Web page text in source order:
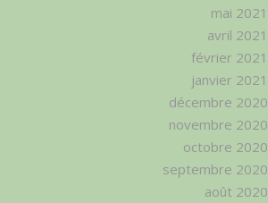
mai 2021
avril 2021
février 2021
janvier 2021
décembre 2020
novembre 2020
octobre 2020
septembre 2020
août 2020